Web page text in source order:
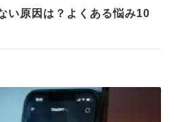
い原因は？よくある悩み10